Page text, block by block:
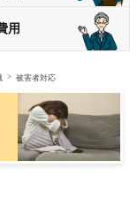
用
被害者対応